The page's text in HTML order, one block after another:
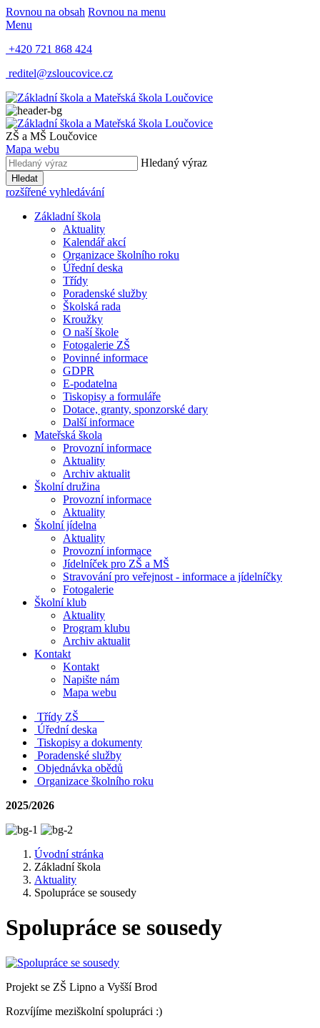
Rovnou na obsah Rovnou na menu
Menu
+420 721 868 424
reditel@zsloucovice.cz
ZŠ a MŠ Loučovice
Mapa webu
Hledaný výraz
Hledat
rozšířené vyhledávání
Základní škola
Aktuality
Kalendář akcí
Organizace školního roku
Úřední deska
Třídy
Poradenské služby
Školská rada
Kroužky
O naší škole
Fotogalerie ZŠ
Povinné informace
GDPR
E-podatelna
Tiskopisy a formuláře
Dotace, granty, sponzorské dary
Další informace
Mateřská škola
Provozní informace
Aktuality
Archiv aktualit
Školní družina
Provozní informace
Aktuality
Školní jídelna
Aktuality
Provozní informace
Jídelníček pro ZŠ a MŠ
Stravování pro veřejnost - informace a jídelníčky
Fotogalerie
Školní klub
Aktuality
Program klubu
Archiv aktualit
Kontakt
Kontakt
Napište nám
Mapa webu
Třídy ZŠ
Úřední deska
Tiskopisy a dokumenty
Poradenské služby
Objednávka obědů
Organizace školního roku
2025/2026
Úvodní stránka
Základní škola
Aktuality
Spolupráce se sousedy
Spolupráce se sousedy
Projekt se ZŠ Lipno a Vyšší Brod
Rozvíjíme meziškolní spolupráci :)